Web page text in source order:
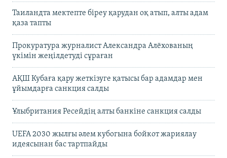
Таиландта мектепте біреу қарудан оқ атып, алты адам
қаза тапты
Прокуратура журналист Александра Алёхованың
үкімін жеңілдетуді сұраған
АҚШ Кубаға қару жеткізуге қатысы бар адамдар мен
ұйымдарға санкция салды
Ұлыбритания Ресейдің алты банкіне санкция салды
UEFA 2030 жылғы әлем кубогына бойкот жариялау
идеясынан бас тартпайды